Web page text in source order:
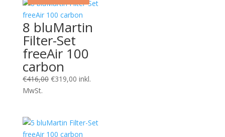
8 bluMartin
Filter-Set
freeAir 100
carbon
€416,00 Ursprünglicher
€319,00Aktueller
inkl.
MwSt.